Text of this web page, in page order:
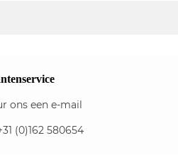
ons een e-mail
(0)162 580654